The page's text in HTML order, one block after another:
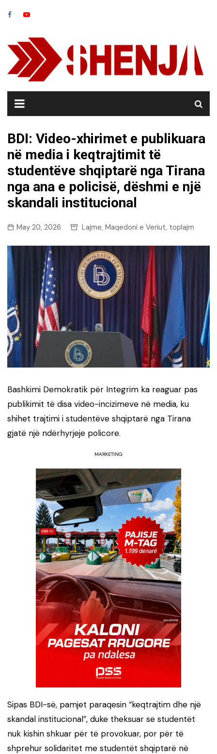
BDI: Video-xhirimet e publikuara
në media i keqtrajtimit të
studentëve shqiptarë nga Tirana
nga ana e policisë, dëshmi e një
skandali institucional
May 20, 2026 Lajme, Maqedoni e Veriut, toplajm
Bashkimi Demokratik për Integrim ka reaguar pas
publikimit të disa video-incizimeve në media, ku
shihet trajtimi i studentëve shqiptarë nga Tirana
gjatë një ndërhyrjeje policore.
MARKETING
Sipas BDI-së, pamjet paraqesin “keqtrajtim dhe një
skandal institucional”, duke theksuar se studentët
nuk kishin shkuar për të provokuar, por për të
shprehur solidaritet me studentët shqiptarë në